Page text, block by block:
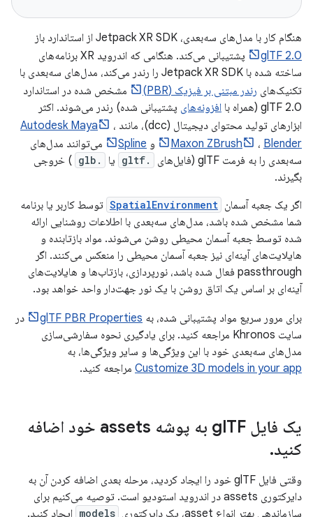
هنگام کار با مدل‌های سه‌بعدی، Jetpack XR SDK از استاندارد باز
glTF 2.0
پشتیبانی می‌کند. هنگامی که اندروید XR برنامه‌های
ساخته شده با Jetpack XR SDK را رندر می‌کند، مدل‌های سه‌بعدی با
تکنیک‌های رندر مبتنی بر فیزیک (PBR)
مشخص شده در استاندارد
glTF 2.0 (همراه با
افزونه‌های پشتیبانی شده) رندر می‌شوند. اکثر
ابزارهای تولید محتوای دیجیتال (dcc)، مانند
Autodesk Maya
،
Maxon ZBrush
، Blender و Spline
می‌توانند مدل‌های
سه‌بعدی را به فرمت glTF (فایل‌های
.gltf یا .glb
) خروجی
بگیرند.
اگر یک جعبه آسمان SpatialEnvironment توسط کاربر یا برنامه
شما مشخص شده باشد، مدل‌های سه‌بعدی با اطلاعات روشنایی ارائه
شده توسط جعبه آسمان محیطی روشن می‌شوند. مواد بازتابنده و
هایلایت‌های آینه‌ای نیز جعبه آسمان محیطی را منعکس می‌کنند. اگر
passthrough فعال شده باشد، نورپردازی، بازتاب‌ها و هایلایت‌های
آینه‌ای بر اساس یک اتاق روشن با یک نور جهت‌دار واحد خواهد بود.
برای مرور سریع مواد پشتیبانی شده، به glTF PBR Properties
در
سایت Khronos مراجعه کنید. برای یادگیری نحوه سفارشی‌سازی
مدل‌های سه‌بعدی خود با این ویژگی‌ها و سایر ویژگی‌ها، به
Customize 3D models in your app مراجعه کنید.
یک فایل gl
TF به پوشه assets خود اضافه
کنید.
وقتی فایل glTF خود را ایجاد کردید، مرحله بعدی اضافه کردن آن به
دایرکتوری assets در اندروید استودیو است. توصیه می‌کنیم برای
سازماندهی بهتر انواع asset، یک دایرکتوری
models ایجاد کنید.